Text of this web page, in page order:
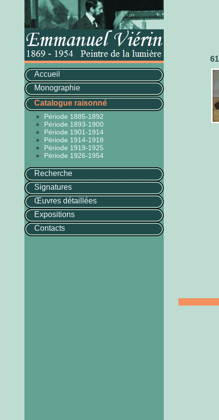
Accueil
Monographie
Catalogue raisonné
Période 1885-1892
Période 1893-1900
Période 1901-1914
Période 1914-1918
Période 1919-1925
Période 1926-1954
Recherche
Signatures
Œuvres détaillées
Expositions
Contacts